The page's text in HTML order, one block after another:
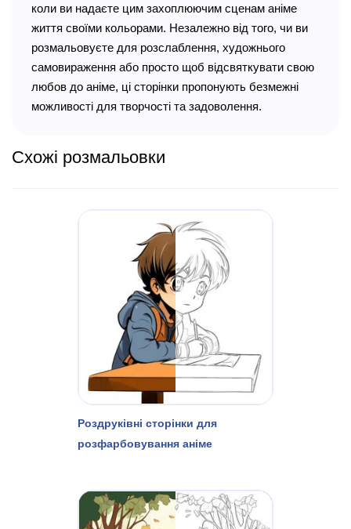
коли ви надаєте цим захоплюючим сценам аніме
життя своїми кольорами. Незалежно від того, чи ви
розмальовуєте для розслаблення, художнього
самовираження або просто щоб відсвяткувати свою
любов до аніме, ці сторінки пропонують безмежні
можливості для творчості та задоволення.
Схожі розмальовки
Роздруківні сторінки для
розфарбовування аніме